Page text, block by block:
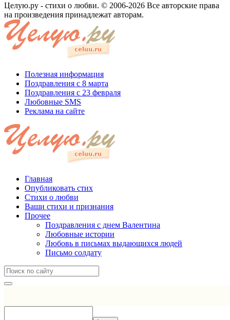
Целую.ру - стихи о любви. © 2006-2026 Все авторские права
на произведения принадлежат авторам.
Полезная информация
Поздравления с 8 марта
Поздравления с 23 февраля
Любовные SMS
Реклама на сайте
Главная
Опубликовать стих
Стихи о любви
Ваши стихи и признания
Прочее
Поздравления с днем Валентина
Любовные истории
Любовь в письмах выдающихся людей
Письмо солдату